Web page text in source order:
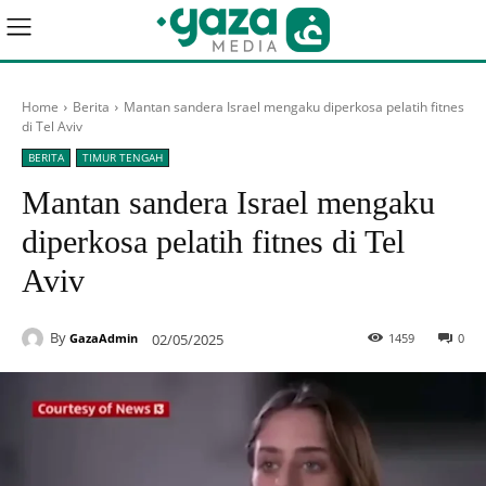
Home Berita
Mantan sandera Israel mengaku diperkosa pelatih fitnes
di Tel Aviv
BERITA TIMUR TENGAH
Mantan sandera Israel mengaku
diperkosa pelatih fitnes di Tel
Aviv
By GazaAdmin 02/05/2025 0
1459